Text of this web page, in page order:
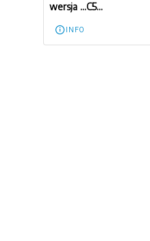
wersja ...C5...
INFO